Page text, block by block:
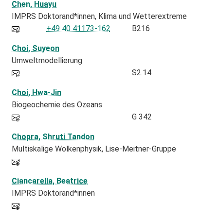
Chen, Huayu
IMPRS Doktorand*innen Klima und Wetterextreme
+49 40 41173-162
B216
Choi, Suyeon
Umweltmodellierung
S2.14
Choi, Hwa-Jin
Biogeochemie des Ozeans
G 342
Chopra, Shruti Tandon
Multiskalige Wolkenphysik, Lise-Meitner-Gruppe
Ciancarella, Beatrice
IMPRS Doktorand*innen